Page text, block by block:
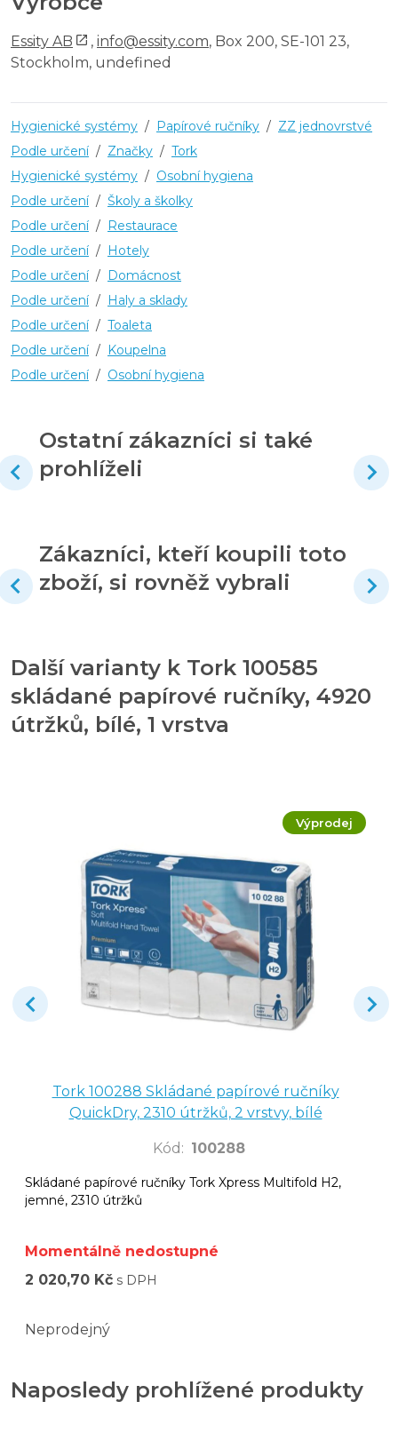
Essity AB , info@essity.com, Box 200, SE-101 23,
Stockholm, undefined
Hygienické systémy / Papírové ručníky / ZZ jednovrstvé
Podle určení / Značky / Tork
Hygienické systémy / Osobní hygiena
Podle určení / Školy a školky
Podle určení / Restaurace
Podle určení / Hotely
Podle určení / Domácnost
Podle určení / Haly a sklady
Podle určení / Toaleta
Podle určení / Koupelna
Podle určení / Osobní hygiena
Ostatní zákazníci si také
prohlíželi
Zákazníci, kteří koupili toto
zboží, si rovněž vybrali
Další varianty k Tork 100585
skládané papírové ručníky, 4920
útržků, bílé, 1 vrstva
Výprodej
Tork 100288 Skládané papírové ručníky
QuickDry, 2310 útržků, 2 vrstvy, bílé
Kód : 100288
Skládané papírové ručníky Tork Xpress Multifold H2,
jemné, 2310 útržků
Momentálně nedostupné
2 020,70 Kč s DPH
Neprodejný
Naposledy prohlížené produkty